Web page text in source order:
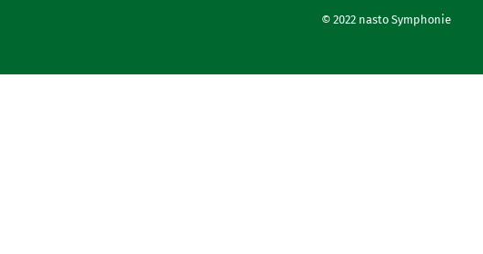
© 2022 nasto Symphonie